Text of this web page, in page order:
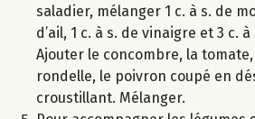
saladier, mélanger 1 c. à s. de
d’ail, 1 c. à s. de vinaigre et 3 c. à
Ajouter le concombre, la
rondelle, le poivron coupé en
croustillant. Mélanger.